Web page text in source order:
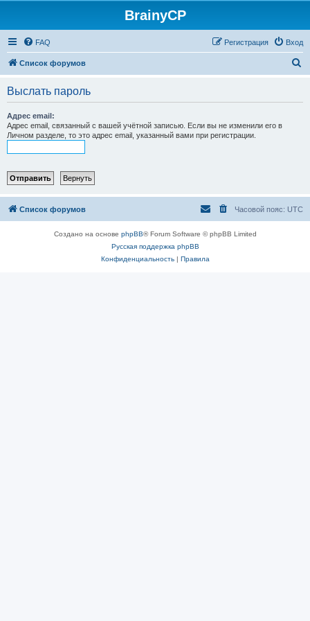
BrainyCP
FAQ Вход
Регистрация
Список форумов
Выслать пароль
Адрес email:
Адрес email, связанный с вашей учётной записью. Если вы не изменили его в
Личном разделе, то это адрес email, указанный вами при регистрации.
Список форумов Часовой пояс: UTC
Создано на основе phpBB® Forum Software © phpBB Limited
Русская поддержка phpBB
Конфиденциальность| Правила